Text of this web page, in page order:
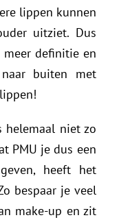
lippen kunnen
uitziet. Dus
definitie en
buiten met
niet zo
PMU je dus een
heeft het
bespaar je veel
make-up en zit